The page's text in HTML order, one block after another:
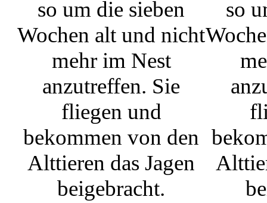
so um die sieben
Wochen alt und nicht
mehr im Nest
anzutreffen. Sie
fliegen und
bekommen von den
Alttieren das Jagen
beigebracht.
so